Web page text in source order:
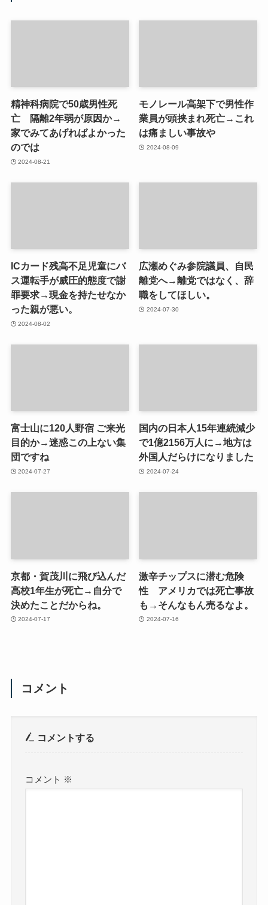
精神科病院で50歳男性死
亡 隔離2年弱が原因か→
家でみてあげればよかった
のでは
2024-08-21
モノレール高架下で男性作
業員が頭挟まれ死亡→これ
は痛ましい事故や
2024-08-09
ICカード残高不足児童にバ
ス運転手が威圧的態度で謝
罪要求→現金を持たせなか
った親が悪い。
2024-08-02
広瀬めぐみ参院議員、自民
離党へ→離党ではなく、辞
職をしてほしい。
2024-07-30
富士山に120人野宿 ご来光
目的か→迷惑この上ない集
団ですね
2024-07-27
国内の日本人15年連続減少
で1億2156万人に→地方は
外国人だらけになりました
2024-07-24
京都・賀茂川に飛び込んだ
高校1年生が死亡→自分で
決めたことだからね。
2024-07-17
激辛チップスに潜む危険
性 アメリカでは死亡事故
も→そんなもん売るなよ。
2024-07-16
コメント
コメントする
コメント ※